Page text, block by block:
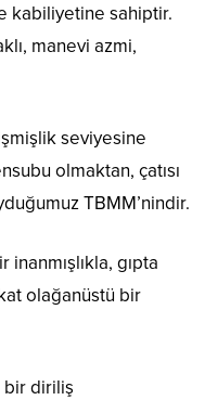
kabiliyetine sahiptir.
manevi azmi,
seviyesine
olmaktan, çatısı
TBMM’nindir.
gıpta
olağanüstü bir
bir diriliş